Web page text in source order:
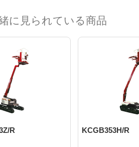
に見られている商品
R KCGB353H/R